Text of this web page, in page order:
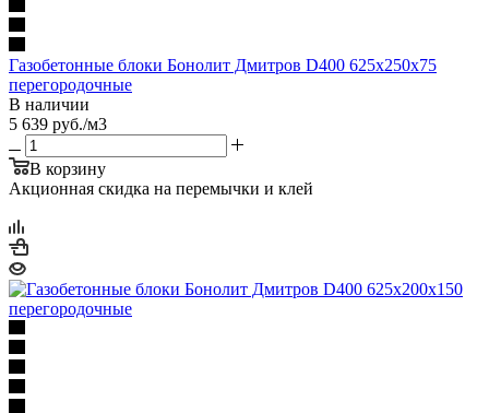
Газобетонные блоки Бонолит Дмитров D400 625х250х75
перегородочные
В наличии
5 639 руб./м3
В корзину
Акционная скидка на перемычки и клей